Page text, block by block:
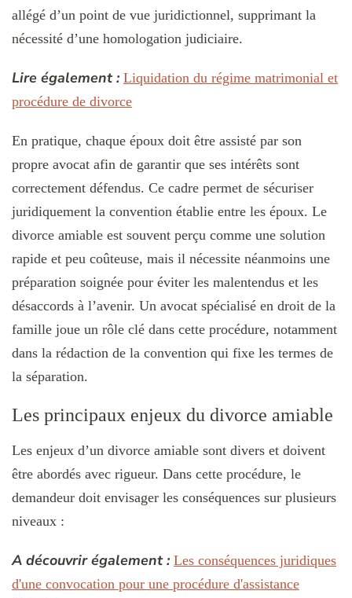
allégé d’un point de vue juridictionnel, supprimant la
nécessité d’une homologation judiciaire.
Lire également : Liquidation du régime matrimonial et
procédure de divorce
En pratique, chaque époux doit être assisté par son
propre avocat afin de garantir que ses intérêts sont
correctement défendus. Ce cadre permet de sécuriser
juridiquement la convention établie entre les époux. Le
divorce amiable est souvent perçu comme une solution
rapide et peu coûteuse, mais il nécessite néanmoins une
préparation soignée pour éviter les malentendus et les
désaccords à l’avenir. Un avocat spécialisé en droit de la
famille joue un rôle clé dans cette procédure, notamment
dans la rédaction de la convention qui fixe les termes de
la séparation.
Les principaux enjeux du divorce amiable
Les enjeux d’un divorce amiable sont divers et doivent
être abordés avec rigueur. Dans cette procédure, le
demandeur doit envisager les conséquences sur plusieurs
niveaux :
A découvrir également : Les conséquences juridiques
d'une convocation pour une procédure d'assistance